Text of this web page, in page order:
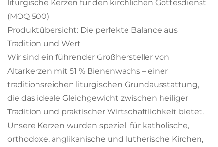
liturgische Kerzen für den kirchlichen Gottesdienst
(MOQ 500)
Produktübersicht: Die perfekte Balance aus
Tradition und Wert
Wir sind ein führender Großhersteller von
Altarkerzen mit 51 % Bienenwachs – einer
traditionsreichen liturgischen Grundausstattung,
die das ideale Gleichgewicht zwischen heiliger
Tradition und praktischer Wirtschaftlichkeit bietet.
Unsere Kerzen wurden speziell für katholische,
orthodoxe, anglikanische und lutherische Kirchen,